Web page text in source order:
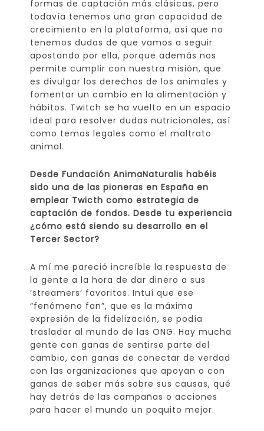
formas de captación más clásicas, pero
todavía tenemos una gran capacidad de
crecimiento en la plataforma, así que no
tenemos dudas de que vamos a seguir
apostando por ella, porque además nos
permite cumplir con nuestra misión, que
es divulgar los derechos de los animales y
fomentar un cambio en la alimentación y
hábitos. Twitch se ha vuelto en un espacio
ideal para resolver dudas nutricionales, así
como temas legales como el maltrato
animal.
Desde Fundación AnimaNaturalis habéis
sido una de las pioneras en España en
emplear Twicth como estrategia de
captación de fondos. Desde tu experiencia
¿cómo está siendo su desarrollo en el
Tercer Sector?
A mí me pareció increíble la respuesta de
la gente a la hora de dar dinero a sus
‘streamers’ favoritos. Intuí que ese
“fenómeno fan”, que es la máxima
expresión de la fidelización, se podía
trasladar al mundo de las ONG. Hay mucha
gente con ganas de sentirse parte del
cambio, con ganas de conectar de verdad
con las organizaciones que apoyan o con
ganas de saber más sobre sus causas, qué
hay detrás de las campañas o acciones
para hacer el mundo un poquito mejor.